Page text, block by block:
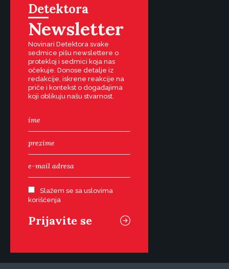
Detektora
Newsletter
Novinari Detektora svake
sedmice pišu newslettere o
protekloj i sedmici koja nas
očekuje. Donose detalje iz
redakcije, iskrene reakcije na
priče i kontekst o događajima
koji oblikuju našu stvarnost.
Slažem se sa uslovima
korišćenja